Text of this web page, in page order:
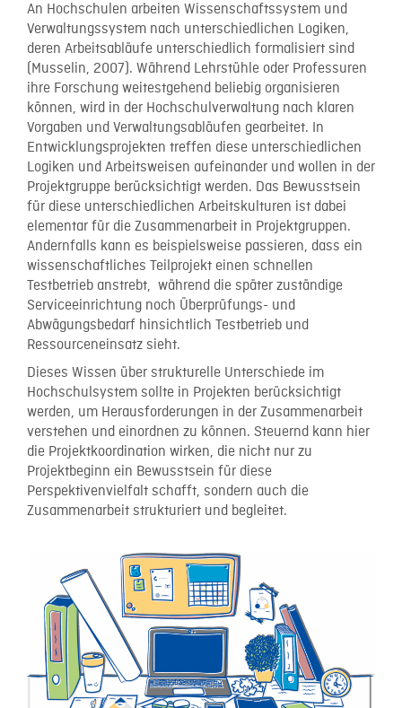
An Hochschulen arbeiten Wissenschaftssystem und
Verwaltungssystem nach unterschiedlichen Logiken,
deren Arbeitsabläufe unterschiedlich formalisiert sind
(Musselin, 2007). Während Lehrstühle oder Professuren
ihre Forschung weitestgehend beliebig organisieren
können, wird in der Hochschulverwaltung nach klaren
Vorgaben und Verwaltungsabläufen gearbeitet. In
Entwicklungsprojekten treffen diese unterschiedlichen
Logiken und Arbeitsweisen aufeinander und wollen in der
Projektgruppe berücksichtigt werden. Das Bewusstsein
für diese unterschiedlichen Arbeitskulturen ist dabei
elementar für die Zusammenarbeit in Projektgruppen.
Andernfalls kann es beispielsweise passieren, dass ein
wissenschaftliches Teilprojekt einen schnellen
Testbetrieb anstrebt, während die später zuständige
Serviceeinrichtung noch Überprüfungs- und
Abwägungsbedarf hinsichtlich Testbetrieb und
Ressourceneinsatz sieht.
Dieses Wissen über strukturelle Unterschiede im
Hochschulsystem sollte in Projekten berücksichtigt
werden, um Herausforderungen in der Zusammenarbeit
verstehen und einordnen zu können. Steuernd kann hier
die Projektkoordination wirken, die nicht nur zu
Projektbeginn ein Bewusstsein für diese
Perspektivenvielfalt schafft, sondern auch die
Zusammenarbeit strukturiert und begleitet.